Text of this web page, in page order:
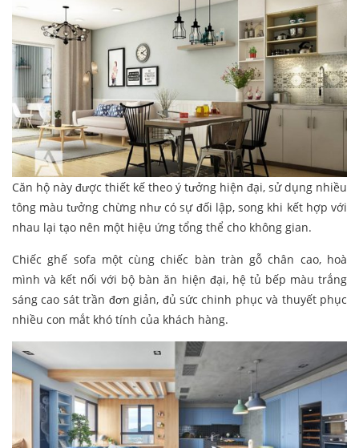
Căn hộ này được thiết kế theo ý tưởng hiện đại, sử dụng nhiều
tông màu tưởng chừng như có sự đối lập, song khi kết hợp với
nhau lại tạo nên một hiệu ứng tổng thể cho không gian.
Chiếc ghế sofa một cùng chiếc bàn tràn gỗ chân cao, hoà
mình và kết nối với bộ bàn ăn hiện đại, hệ tủ bếp màu trắng
sáng cao sát trần đơn giản, đủ sức chinh phục và thuyết phục
nhiều con mắt khó tính của khách hàng.